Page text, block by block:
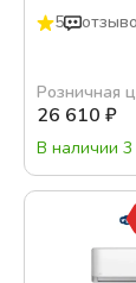
5
Розничная
26 610 ₽
В наличии